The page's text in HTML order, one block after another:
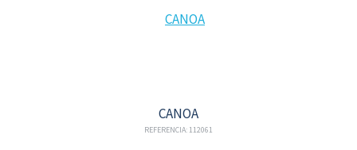
CANOA
REFERENCIA: 112061